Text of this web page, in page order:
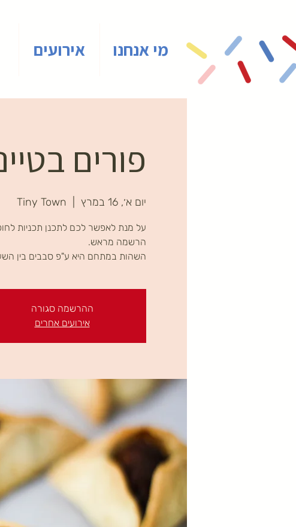
מי אנחנו אירועים
פורים
יום א׳, 16 במרץ Tiny Town
על מנת לאפשר לכם לתכנן תכניות
השהות במתחם היא ע"פ סבבים בין
ההרשמה סגורה
אירועים אחרים